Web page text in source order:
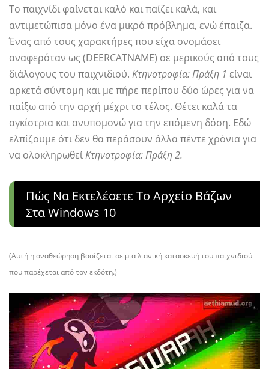
Το παιχνίδι φαίνεται καλό και παίζει καλά, και
αντιμετώπισα μόνο ένα μικρό πρόβλημα, ενώ έπαιζα.
Ένας από τους χαρακτήρες που είχα ονομάσει
αναφερόταν ως (DEERCATNAME) σε μερικούς από τους
διάλογους του παιχνιδιού. Κτηνοτροφία: Πράξη 1 είναι
αρκετά σύντομη και με πήρε περίπου δύο ώρες για να
παίξω από την αρχή μέχρι το τέλος. Θέτει καλά τα
αγκίστρια και ανυπομονώ για την επόμενη δόση. Εδώ
ελπίζουμε ότι δεν θα περάσουν άλλα πέντε χρόνια για
να ολοκληρωθείΚτηνοτροφία: Πράξη 2.
Πώς Να Εκτελέσετε Το Αρχείο Βάζων
Στα Windows 10
(Αυτή η αναθεώρηση βασίζεται σε μια λιανική κατασκευή του παιχνιδιού
που παρέχεται από τον εκδότη.)